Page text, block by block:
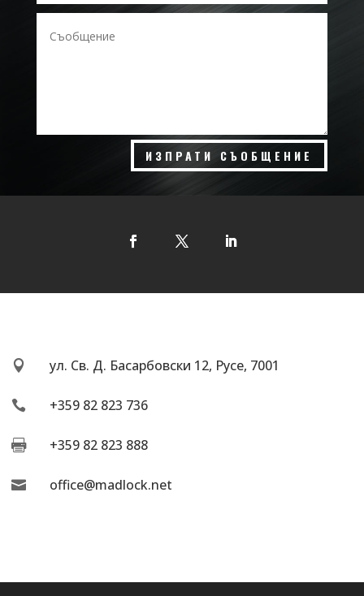
ИЗПРАТИ СЪОБЩЕНИЕ
 ул. Св. Д. Басарбовски 12, Русе, 7001
 +359 82 823 736
 +359 82 823 888
 office@madlock.net